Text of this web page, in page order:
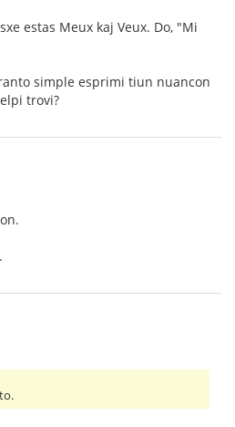
estas Meux kaj Veux. Do, "Mi
simple esprimi tiun nuancon
trovi?